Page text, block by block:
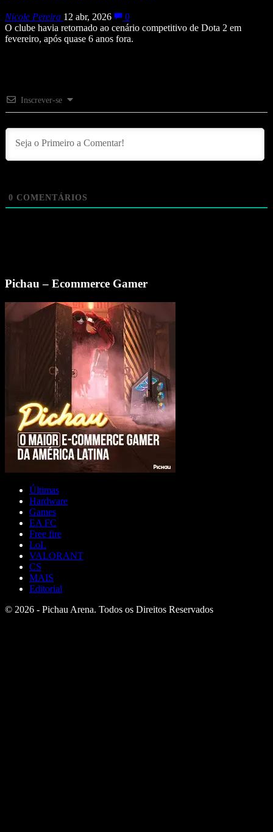
Nicole Pereira 12 abr, 2026
0
O clube havia retornado ao cenário competitivo de Dota 2 em
fevereiro, após quase 6 anos fora.
Inscrever-se
0 COMENTÁRIOS
Pichau – Ecommerce Gamer
Últimas
Hardware
Games
EA FC
Free fire
LoL
VALORANT
CS
MAIS
Editorial
© 2026 - Pichau Arena. Todos os Direitos Reservados